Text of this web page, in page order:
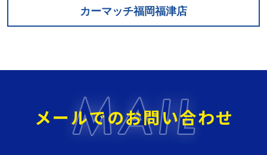
カーマッチ福岡福津店
メールでのお問い合わせ